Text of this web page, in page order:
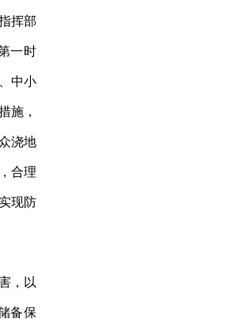
挥部
一时
中小
施，
浇地
合理
现防
，以
备保